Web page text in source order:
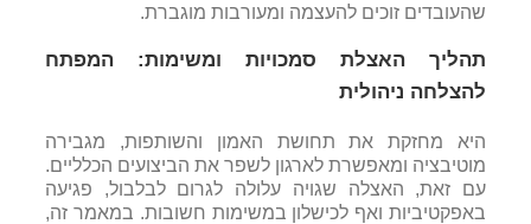
שהעובדים זוכים להעצמה ומעורבות מוגברת.
תהליך האצלת סמכויות ומשימות: המפתח
להצלחה ניהולית
היא מחזקת את תחושת האמון והשותפות, מגבירה
מוטיבציה ומאפשרת לארגון לשפר את הביצועים הכלליים.
עם זאת, האצלה שגויה עלולה לגרום לבלבול, פגיעה
באפקטיביות ואף לכישלון במשימות חשובות. במאמר זה,